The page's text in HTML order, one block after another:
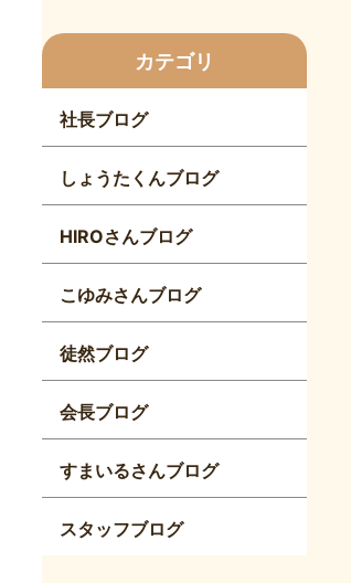
カテゴリ
社長ブログ
しょうたくんブログ
HIROさんブログ
こゆみさんブログ
徒然ブログ
会長ブログ
すまいるさんブログ
スタッフブログ